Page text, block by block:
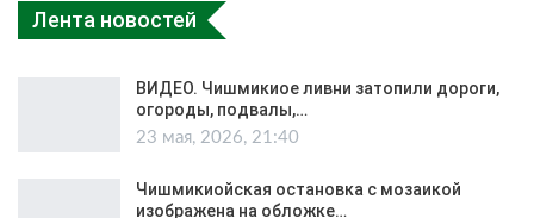
Лента новостей
ВИДЕО. Чишмикиое ливни затопили дороги,
огороды, подвалы,…
23 мая, 2026, 21:40
Чишмикиойская остановка с мозаикой
изображена на обложке…